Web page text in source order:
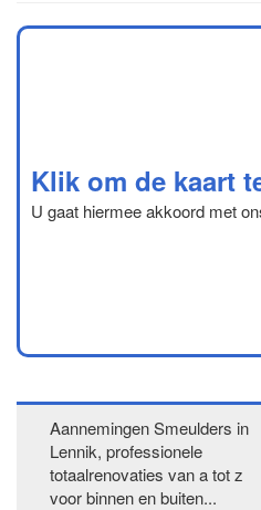
Klik om de kaart
U gaat hiermee akkoord met
Aannemingen Smeulders in
Lennik, professionele
totaalrenovaties van a tot z
voor binnen en buiten...